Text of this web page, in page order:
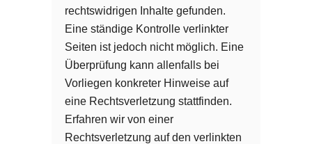
rechtswidrigen Inhalte gefunden.
Eine ständige Kontrolle verlinkter
Seiten ist jedoch nicht möglich. Eine
Überprüfung kann allenfalls bei
Vorliegen konkreter Hinweise auf
eine Rechtsverletzung stattfinden.
Erfahren wir von einer
Rechtsverletzung auf den verlinkten